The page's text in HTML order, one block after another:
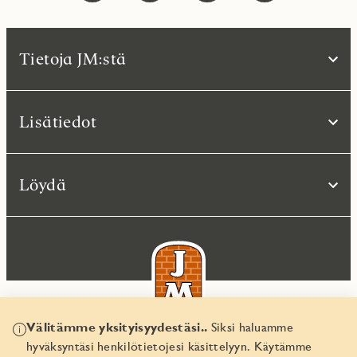
Välitämme yksityisyydestäsi.. Siksi haluamme
hyväksyntäsi henkilötietojesi käsittelyyn. Käytämme
Tietoja JM:stä
Lisätiedot
Löydä
© JM Suomi OY 2026